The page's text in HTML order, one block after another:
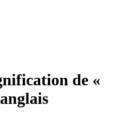
de «